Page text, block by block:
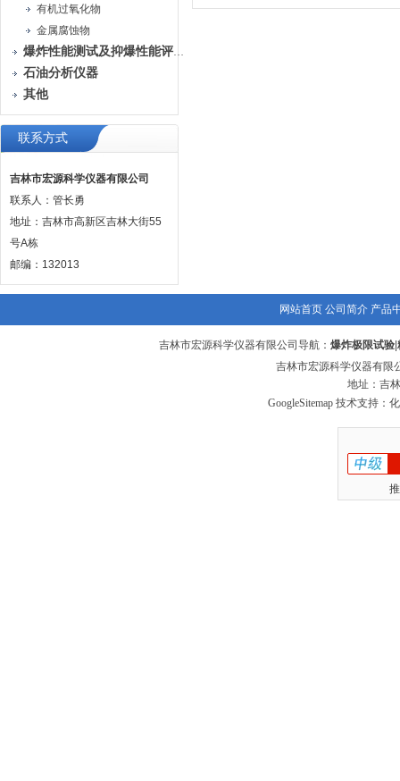
有机过氧化物
金属腐蚀物
爆炸性能测试及抑爆性能评定装置
石油分析仪器
其他
联系方式
吉林市宏源科学仪器有限公司
联系人：管长勇
地址：吉林市高新区吉林大街55
号A栋
邮编：132013
网站首页 公司简介 产品
吉林市宏源科学仪器有限公司导航： 爆炸极限试验
吉林市宏源科学仪器有限
地址：吉
GoogleSitemap 技术支持：